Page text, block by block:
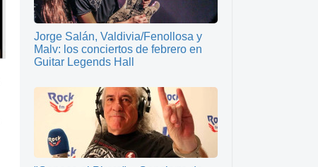
Jorge Salán, Valdivia/Fenollosa y
Malv: los conciertos de febrero en
Guitar Legends Hall